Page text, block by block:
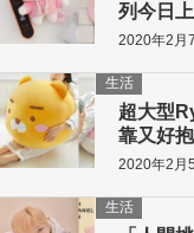
列今日
2020年2月
超大型
靠又好
生活
2020年2月
生活